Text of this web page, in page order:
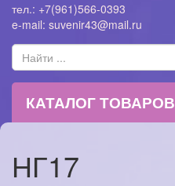
тел.: +7(961)566-0393
e-mail: suvenir43@mail.ru
КАТАЛОГ ТОВАРОВ
НГ17